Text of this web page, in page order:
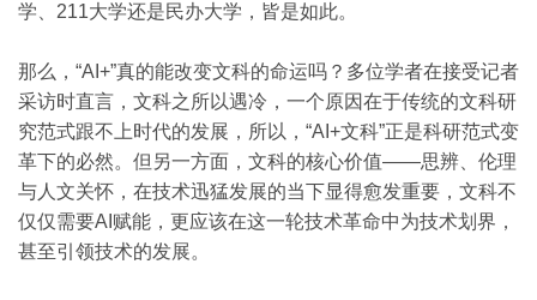
学、211大学还是民办大学，皆是如此。
那么，“AI+”真的能改变文科的命运吗？多位学者在接受记者
采访时直言，文科之所以遇冷，一个原因在于传统的文科研
究范式跟不上时代的发展，所以，“AI+文科”正是科研范式变
革下的必然。但另一方面，文科的核心价值——思辨、伦理
与人文关怀，在技术迅猛发展的当下显得愈发重要，文科不
仅仅需要AI赋能，更应该在这一轮技术革命中为技术划界，
甚至引领技术的发展。